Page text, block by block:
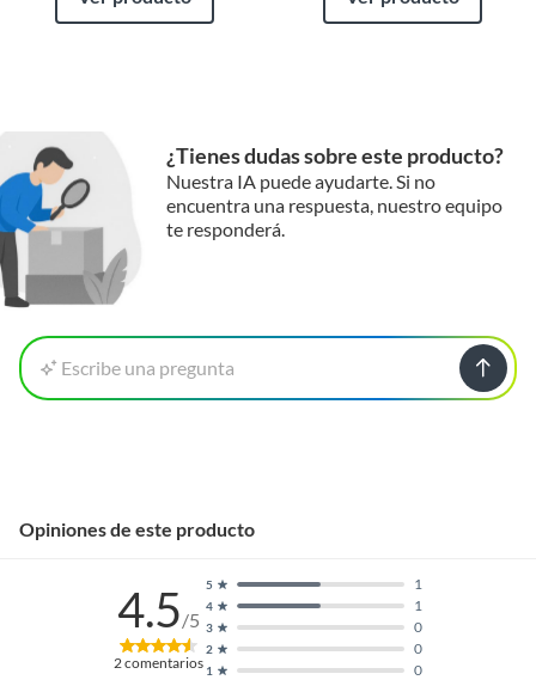
¿Tienes dudas sobre este producto?
Nuestra IA puede ayudarte. Si no
encuentra una respuesta, nuestro equipo
te responderá.
Escribe una pregunta
Opiniones de este producto
4.5/5
2comentarios 1 0
2 0
3 0
4 1
5 1